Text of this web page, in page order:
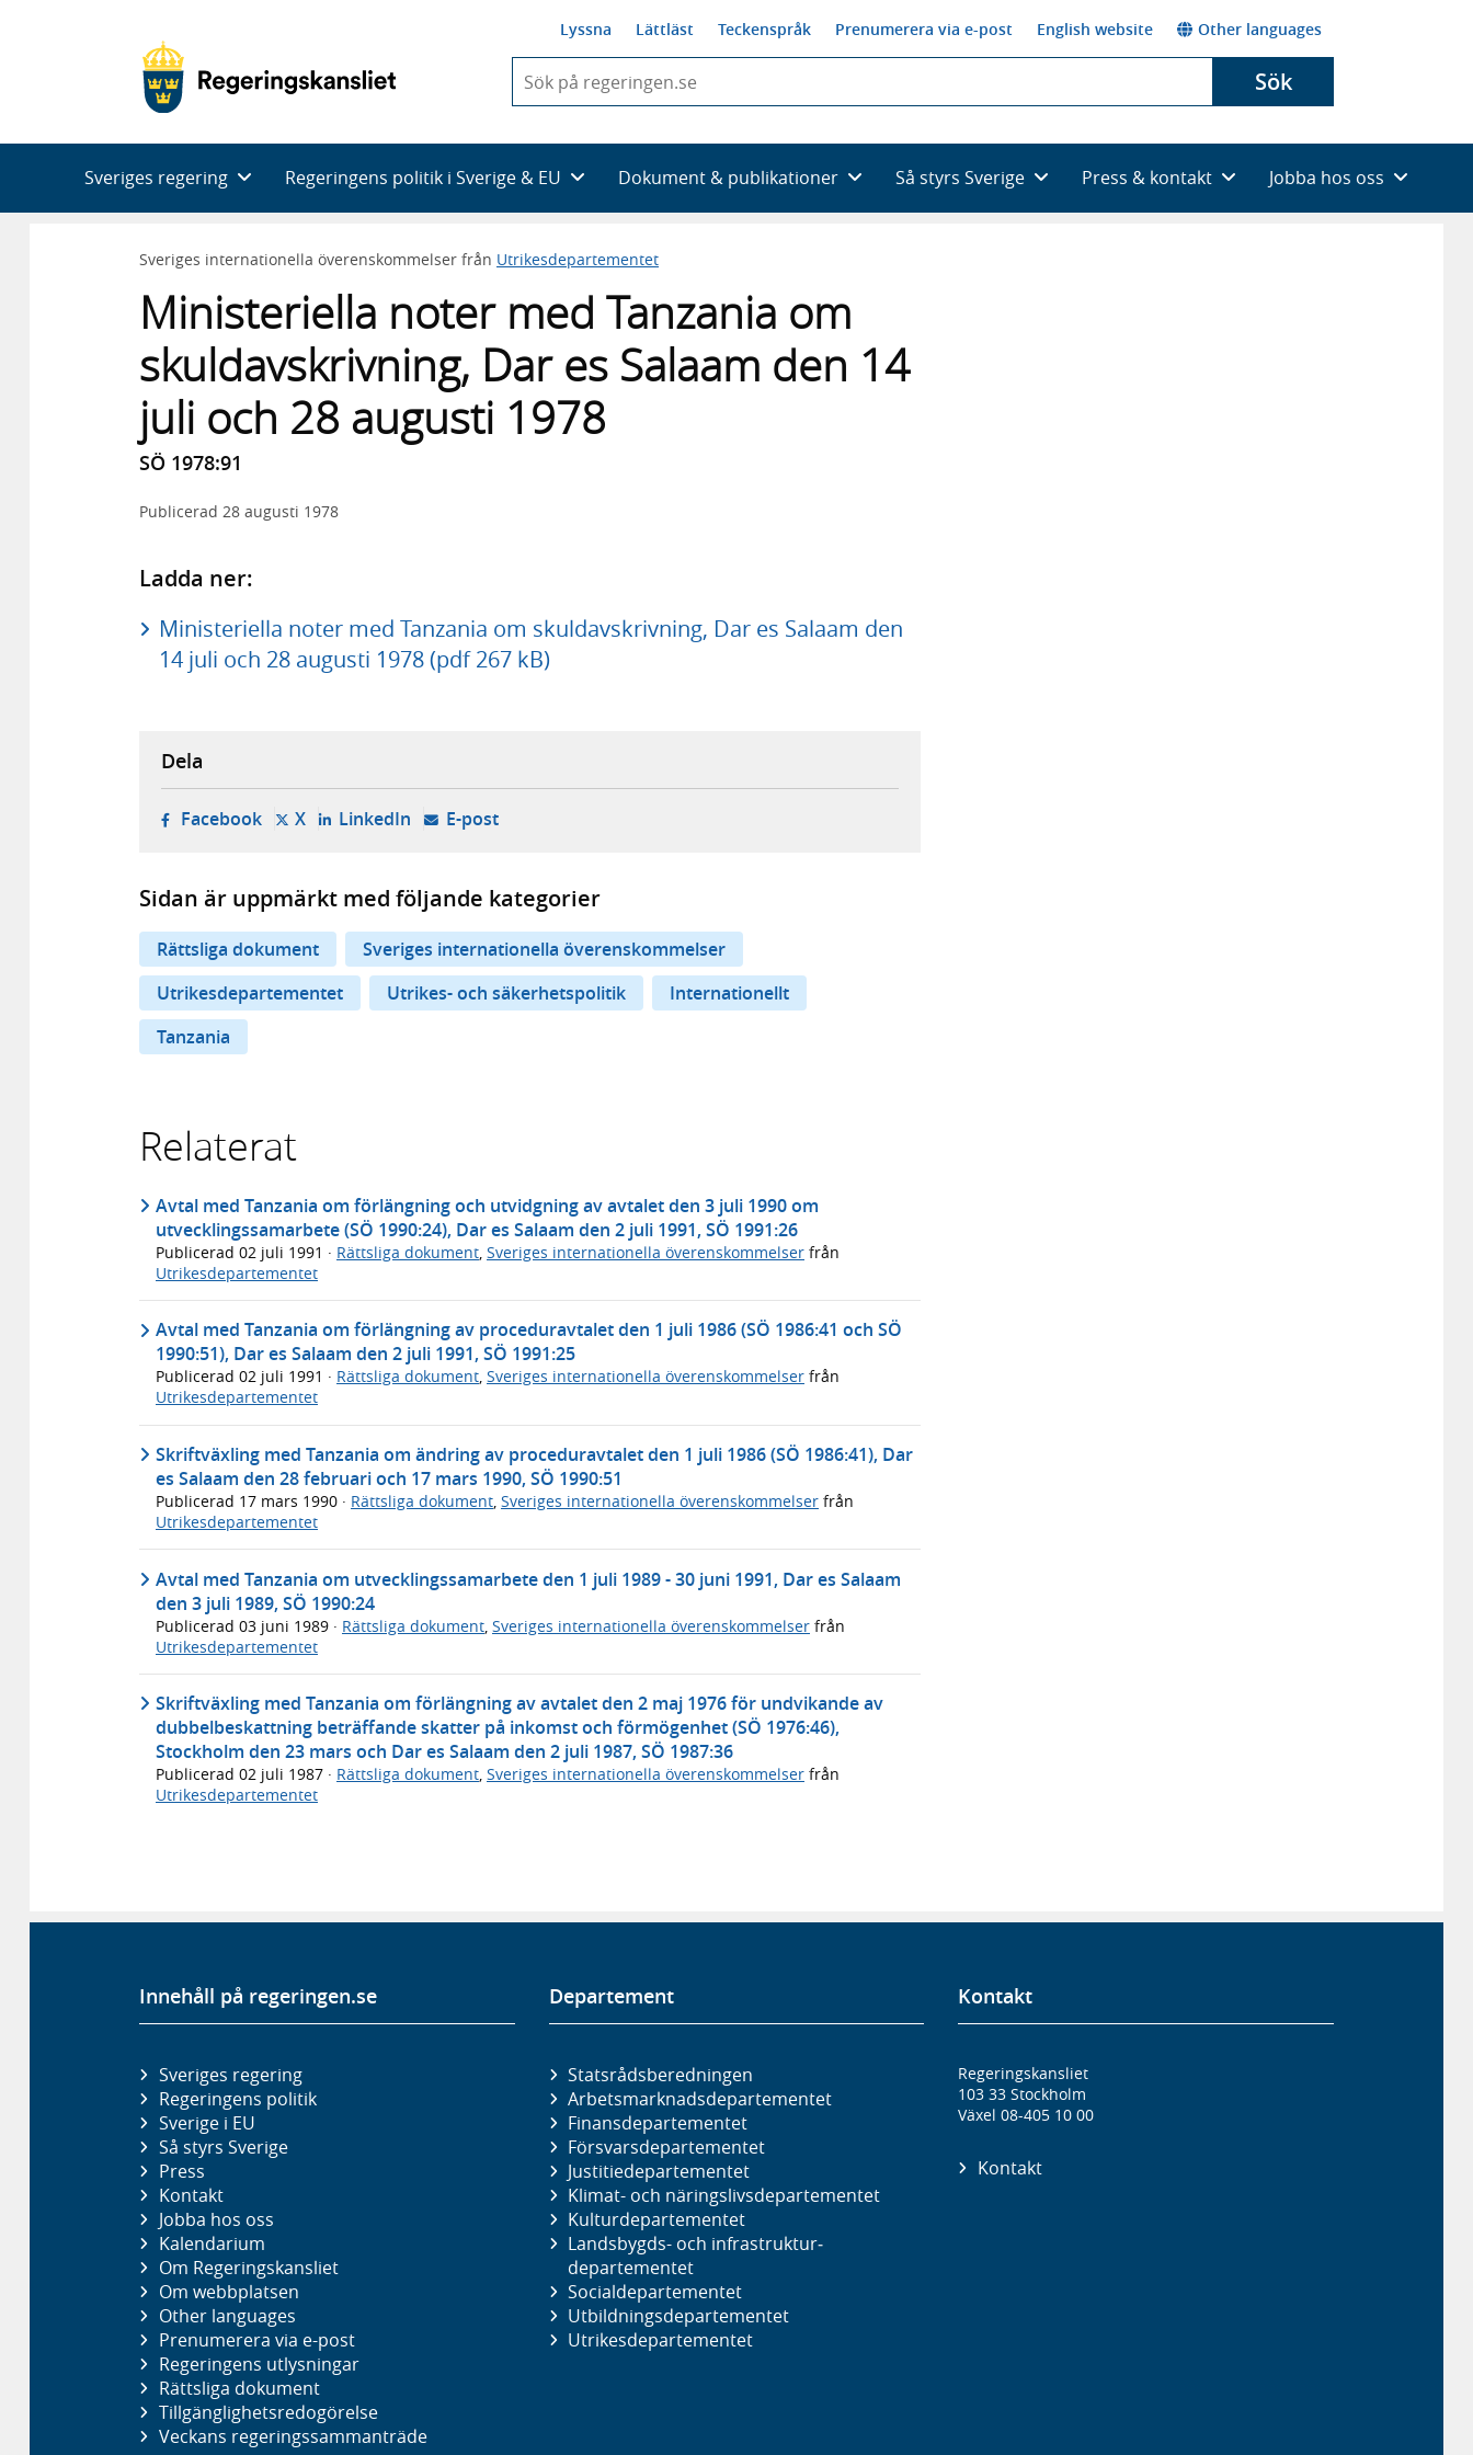
Lyssna Lättläst Teckenspråk Prenumerera via e-post English website Other languages
du
skriva
framträder
en
med
Sök
Sveriges regering Regeringens politik i Sverige & EU Dokument & publikationer Så styrs Sverige Press & kontakt Jobba hos oss
Sveriges internationella överenskommelser från Utrikesdepartementet
Ministeriella noter med Tanzania om
skuldavskrivning, Dar es Salaam den 14
juli och 28 augusti 1978
SÖ 1978:91
Publicerad 28 augusti 1978
Ladda ner:
Ministeriella noter med Tanzania om skuldavskrivning, Dar es Salaam den
14 juli och 28 augusti 1978 (pdf 267 kB)
Dela
Facebook- öppnas i ny flik, extern webbplats,
X- öppnas i ny flik, extern webbplats,
LinkedIn- öppnas i ny flik, extern webbplats,
E-post- öppnar din e-postklient,
Sidan är uppmärkt med följande kategorier
Rättsliga dokument
Sveriges internationella överenskommelser
Utrikesdepartementet
Utrikes- och säkerhetspolitik
Internationellt
Tanzania
Relaterat
Avtal med Tanzania om förlängning och utvidgning av avtalet den 3 juli 1990 om
utvecklingssamarbete (SÖ 1990:24), Dar es Salaam den 2 juli 1991, SÖ 1991:26
Publicerad 02 juli 1991 · Rättsliga dokument Sveriges internationella överenskommelser från
Utrikesdepartementet
Avtal med Tanzania om förlängning av proceduravtalet den 1 juli 1986 (SÖ 1986:41 och SÖ
1990:51), Dar es Salaam den 2 juli 1991, SÖ 1991:25
Publicerad 02 juli 1991 · Rättsliga dokument, Sveriges internationella överenskommelser från
Utrikesdepartementet
Skriftväxling med Tanzania om ändring av proceduravtalet den 1 juli 1986 (SÖ 1986:41), Dar
es Salaam den 28 februari och 17 mars 1990, SÖ 1990:51
Publicerad 17 mars 1990 · Rättsliga dokument, Sveriges internationella överenskommelser från
Utrikesdepartementet
Avtal med Tanzania om utvecklingssamarbete den 1 juli 1989 - 30 juni 1991, Dar es Salaam
den 3 juli 1989, SÖ 1990:24
Publicerad 03 juni 1989 · Rättsliga dokument Sveriges internationella överenskommelser från
Utrikesdepartementet
Skriftväxling med Tanzania om förlängning av avtalet den 2 maj 1976 för undvikande av
dubbelbeskattning beträffande skatter på inkomst och förmögenhet (SÖ 1976:46),
Stockholm den 23 mars och Dar es Salaam den 2 juli 1987, SÖ 1987:36
Publicerad 02 juli 1987 · Rättsliga dokument, Sveriges internationella överenskommelser från
Utrikesdepartementet
Innehåll på regeringen.se
Sveriges regering
Regeringens politik
Sverige i EU
Så styrs Sverige
Press
Kontakt
Jobba hos oss
Kalendarium
Om Regeringskansliet
Om webbplatsen
Other languages
Prenumerera via e-post
Regeringens utlysningar
Rättsliga dokument
Tillgänglighetsredogörelse
Veckans regeringssammanträde
Departement
Statsrådsberedningen
Arbetsmarknads­departementet
Finans­departementet
Försvars­departementet
Justitie­departementet
Klimat- och näringslivs­departementet
Kultur­departementet
Landsbygds- och infrastruktur­
departementet
Social­departementet
Utbildnings­departementet
Utrikes­departementet
Kontakt
Regeringskansliet
103 33 Stockholm
Växel 08-405 10 00
Kontakt